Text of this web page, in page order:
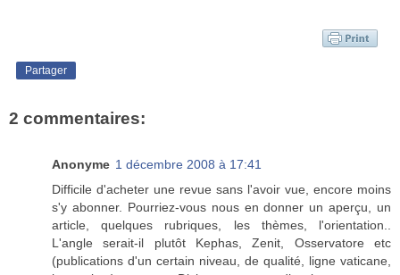
Partager
2 commentaires:
Anonyme 1 décembre 2008 à 17:41
Difficile d'acheter une revue sans l'avoir vue, encore moins
s'y abonner. Pourriez-vous nous en donner un aperçu, un
article, quelques rubriques, les thèmes, l'orientation..
L'angle serait-il plutôt Kephas, Zenit, Osservatore etc
(publications d'un certain niveau, de qualité, ligne vaticane,